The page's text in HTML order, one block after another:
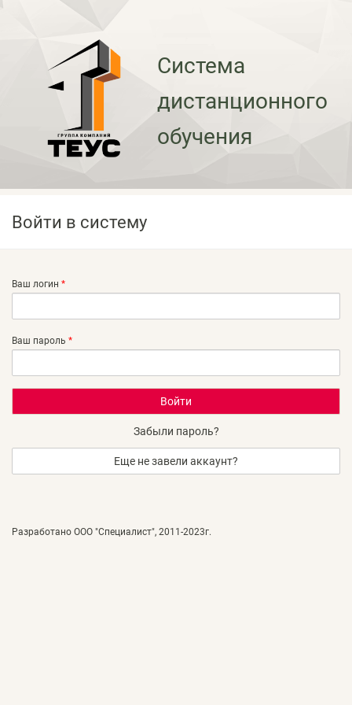
Система
дистанционного
обучения
Войти в систему
Ваш логин *
Ваш пароль *
Забыли пароль?
Еще не завели аккаунт?
Разработано ООО "Специалист", 2011-2023г.